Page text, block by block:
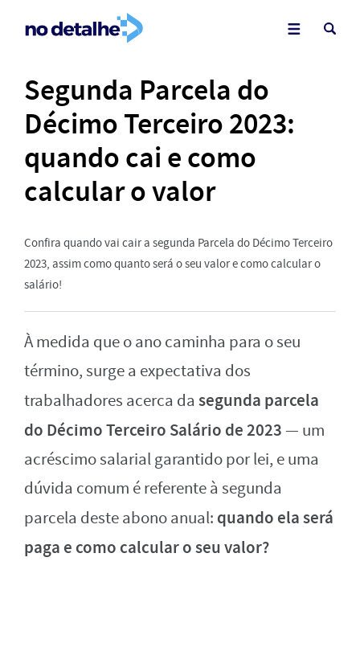
Segunda Parcela do
Décimo Terceiro 2023:
quando cai e como
calcular o valor
Confira quando vai cair a segunda Parcela do Décimo Terceiro
2023, assim como quanto será o seu valor e como calcular o
salário!
À medida que o ano caminha para o seu
término, surge a expectativa dos
trabalhadores acerca da segunda parcela
do Décimo Terceiro Salário de 2023— um
acréscimo salarial garantido por lei, e uma
dúvida comum é referente à segunda
parcela deste abono anual: quando ela será
paga e como calcular o seu valor?